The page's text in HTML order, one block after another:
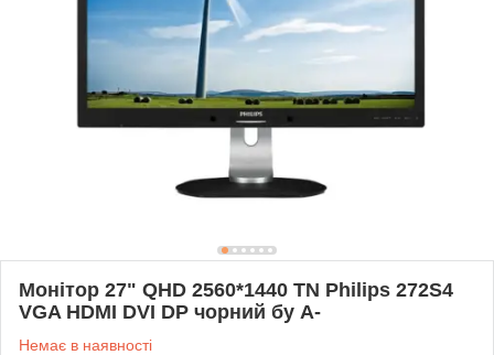
Монітор 27" QHD 2560*1440 TN Philips 272S4
VGA HDMI DVI DP чорний бу A-
Немає в наявності